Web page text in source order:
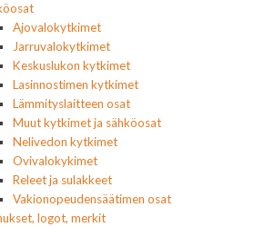
Ajovalokytkimet
Jarruvalokytkimet
Keskuslukon kytkimet
Lasinnostimen kytkimet
Lämmityslaitteen osat
Muut kytkimet ja sähköosat
Nelivedon kytkimet
Ovivalokykimet
Releet ja sulakkeet
Vakionopeudensäätimen osat
logot, merkit